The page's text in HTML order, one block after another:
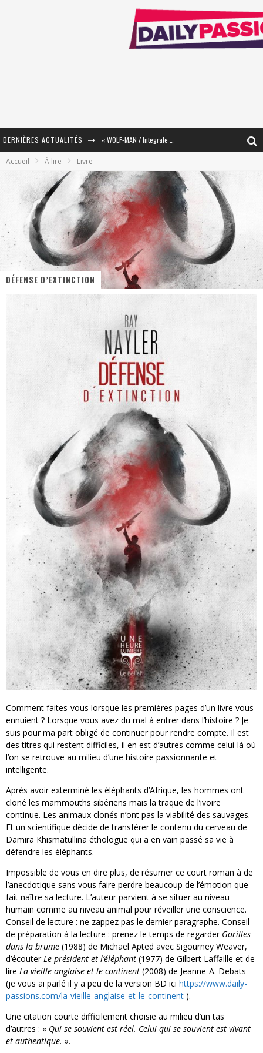
DERNIÈRES ACTUALITÉS
« Mon Village Révolté » - Combattre un Projet !
Star Fox
PsyRiver 2026 : la magie revient sur les rives de l’Aar
« MOFUSAND / Parler Japonais » – Des Expressions Pratiques !
Accueil À lire Livre
DÉFENSE D’EXTINCTION
Comment faites-vous lorsque les premières pages d’un livre vous
ennuient ? Lorsque vous avez du mal à entrer dans l’histoire ? Je
suis pour ma part obligé de continuer pour rendre compte. Il est
des titres qui restent difficiles, il en est d’autres comme celui-là où
l’on se retrouve au milieu d’une histoire passionnante et
intelligente.
Après avoir exterminé les éléphants d’Afrique, les hommes ont
cloné les mammouths sibériens mais la traque de l’ivoire
continue. Les animaux clonés n’ont pas la viabilité des sauvages.
Et un scientifique décide de transférer le contenu du cerveau de
Damira Khismatullina éthologue qui a en vain passé sa vie à
défendre les éléphants.
Impossible de vous en dire plus, de résumer ce court roman à de
l’anecdotique sans vous faire perdre beaucoup de l’émotion que
fait naître sa lecture. L’auteur parvient à se situer au niveau
humain comme au niveau animal pour réveiller une conscience.
Conseil de lecture : ne zappez pas le dernier paragraphe. Conseil
de préparation à la lecture : prenez le temps de regarder Gorilles
dans la brume (1988) de Michael Apted avec Sigourney Weaver,
d’écouter Le président et l’éléphant (1977) de Gilbert Laffaille et de
lire La vieille anglaise et le continent (2008) de Jeanne-A. Debats
(je vous ai parlé il y a peu de la version BD ici https://www.daily-
passions.com/la-vieille-anglaise-et-le-continent ).
Une citation courte difficilement choisie au milieu d’un tas
d’autres : « Qui se souvient est réel. Celui qui se souvient est vivant
et authentique. ».